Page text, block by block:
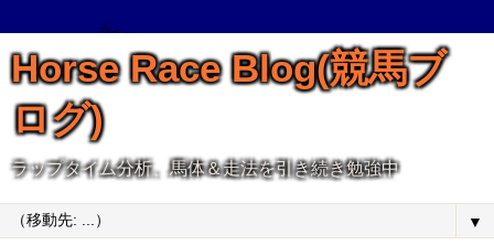
Horse Race Blog(競馬ブ
ログ)
ラップタイム分析、馬体＆走法を引き続き勉強中
▼